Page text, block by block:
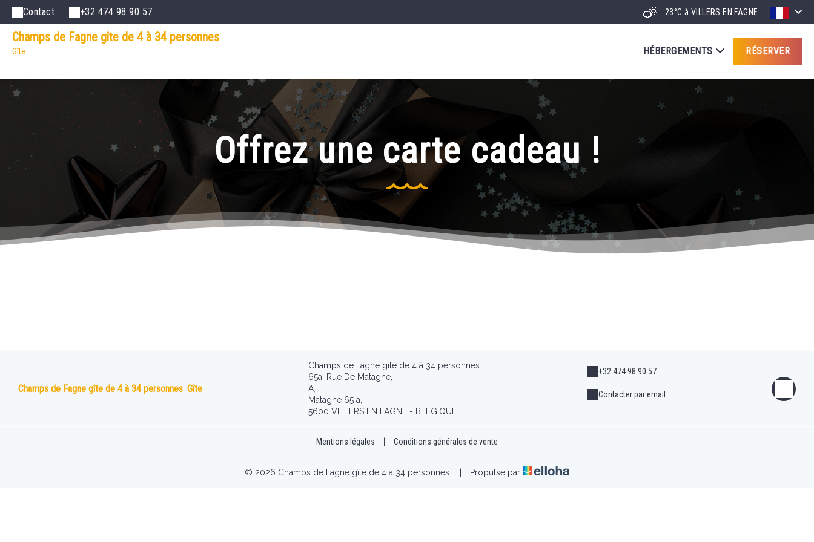
Contact +32 474 98 90 57 23°C à VILLERS EN FAGNE
Champs de Fagne gîte de 4 à 34 personnes
Gîte HÉBERGEMENTS RÉSERVER
Offrez une carte cadeau !
Champs de Fagne gîte de 4 à 34 personnes Gîte
Champs de Fagne gîte de 4 à 34 personnes
65a, Rue De Matagne,
A,
Matagne 65 a,
5600 VILLERS EN FAGNE - BELGIQUE
+32 474 98 90 57
Contacter par email
Mentions légales Conditions générales de vente
© 2026 Champs de Fagne gîte de 4 à 34 personnes Propulsé par